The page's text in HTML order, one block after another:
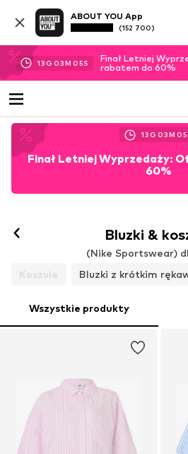
ABOUT YOU App
(152 700)
13 G 03M 03S
Finał Letniej
rabatem do 60%
13 G 03M 03
Finał Letniej Wyprzedaży:
60%
Bluzki &
(Nike Sportswear)
Koszule
Bluzki z krótkim
Wszystkie produkty